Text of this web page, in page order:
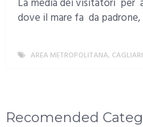
La media dei visitatori per
dove il mare fa da
AREA METROPOLITANA, CAGLIARI
Recomended